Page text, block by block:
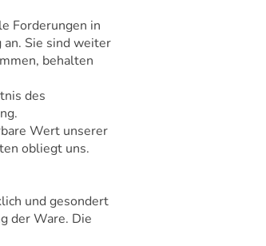
Forderungen in
an. Sie sind weiter
behalten
des
Wert unserer
obliegt uns.
und gesondert
der Ware. Die